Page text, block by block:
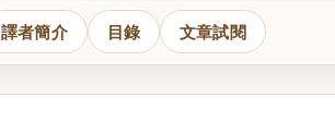
譯者簡介 目錄 文章試閱